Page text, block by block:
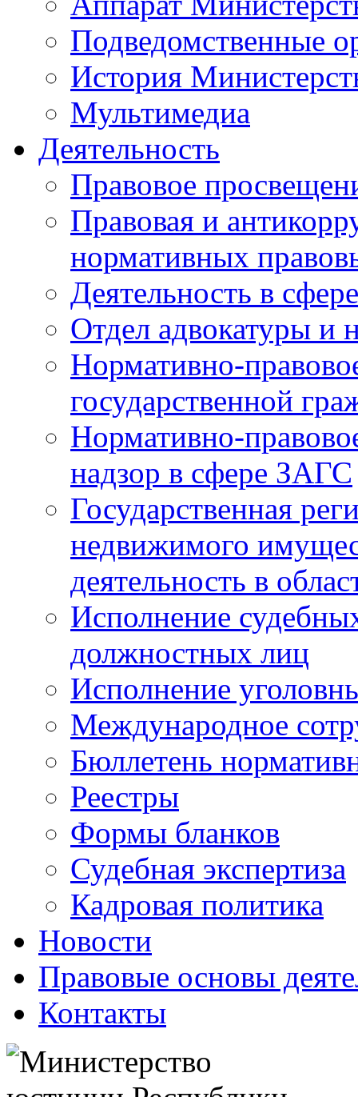
Подведомственные
История
Мультимедиа
Деятельность
Правовое
Правовая и
нормативных
Деятельность в
Отдел адвокатуры и
Нормативно-
государственной
Нормативно-
надзор в сфере ЗАГС
Государственная
недвижимого
деятельность в
Исполнение
должностных лиц
Исполнение
Международное
Бюллетень
Реестры
Формы бланков
Судебная экспертиза
Кадровая политика
Новости
Правовые основы
Контакты